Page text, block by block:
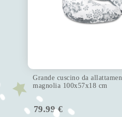
Grande cuscino da
magnolia 100x57x18 cm
79.99€